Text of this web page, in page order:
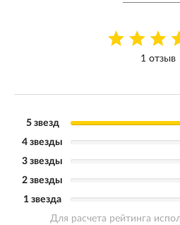
1 отзыв
5 звезд
4 звезды
3 звезды
2 звезды
1 звезда
Для расчета рейтинга